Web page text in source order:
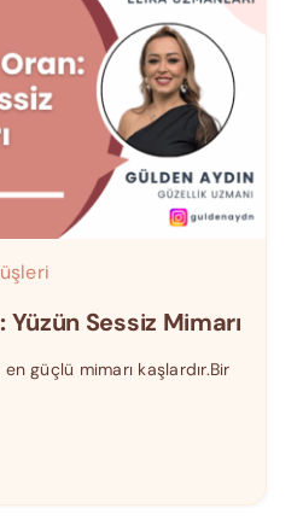
Sessiz Mimarı
güçlü mimarı kaşlardır.Bir